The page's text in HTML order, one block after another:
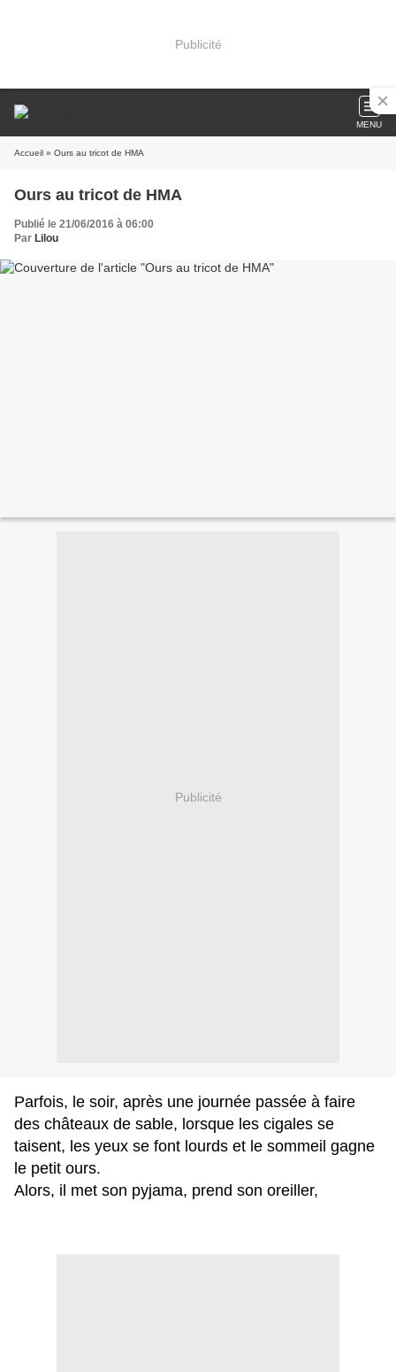
Publicité
MENU
Accueil » Ours au tricot de HMA
Ours au tricot de HMA
Publié le 21/06/2016 à 06:00
Par Lilou
Publicité
Parfois, le soir, après une journée passée à faire
des châteaux de sable, lorsque les cigales se
taisent, les yeux se font lourds et le sommeil gagne
le petit ours.
Alors, il met son pyjama, prend son oreiller,